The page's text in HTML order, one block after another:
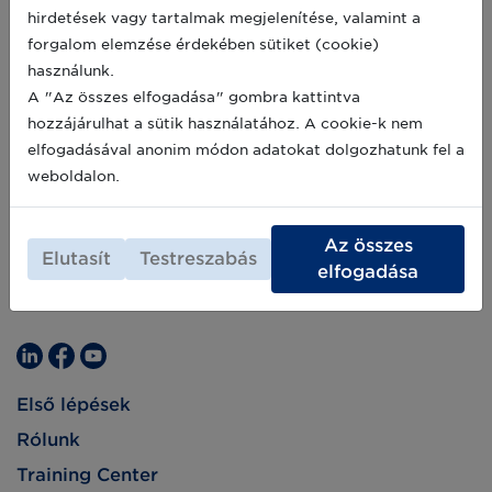
egy innováció-barát munkahelynek. Az egyik
vezető amerikai üzleti magazin, a Fast
Company augusztusban az 50
leginnovatívabb munkahely között nevezte
meg az Amazont.
2020-01-14
Első lépések
Rólunk
Training Center
hirdetések vagy tartalmak megjelenítése, valamint a
forgalom elemzése érdekében sütiket (cookie)
használunk.
A "Az összes elfogadása" gombra kattintva
hozzájárulhat a sütik használatához. A cookie-k nem
elfogadásával anonim módon adatokat dolgozhatunk fel a
weboldalon.
Elutasít Testreszabás
Az összes
elfogadása